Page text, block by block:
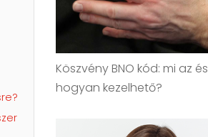
Köszvény BNO kód: mi az és
hogyan kezelhető?